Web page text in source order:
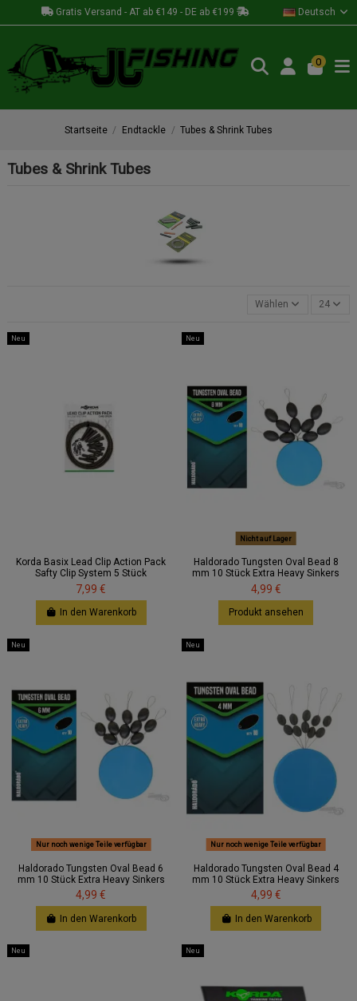
Gratis Versand - AT ab €149 - DE ab €199 Deutsch
0
Startseite Endtackle Tubes & Shrink Tubes
Tubes & Shrink Tubes
Wählen 24
Neu
Korda Basix Lead Clip Action Pack
Safty Clip System 5 Stück
7,99 €
In den Warenkorb
Neu
Nicht auf Lager
Haldorado Tungsten Oval Bead 8
mm 10 Stück Extra Heavy Sinkers
4,99 €
Produkt ansehen
Neu
Nur noch wenige Teile verfügbar
Haldorado Tungsten Oval Bead 6
mm 10 Stück Extra Heavy Sinkers
4,99 €
In den Warenkorb
Neu
Nur noch wenige Teile verfügbar
Haldorado Tungsten Oval Bead 4
mm 10 Stück Extra Heavy Sinkers
4,99 €
In den Warenkorb
Neu Neu